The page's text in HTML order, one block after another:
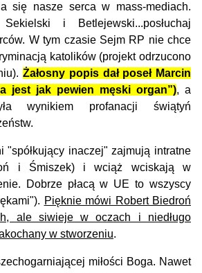
nasze serca w mass-mediach.
i Betlejewski...posłuchaj
W tym czasie Sejm RP nie chce
katolików (projekt odrzucono
Żałosny popis dał poseł Marcin
jest jak pewien męski organ”), a
wynikiem profanacji świątyń
inaczej" zajmują intratne
i Śmiszek) i wciąż wciskają w
Dobrze płacą w UE to wszyscy
Pięknie mówi Robert Biedroń
ale siwieje w oczach i niedługo
w stworzeniu.
miłości Boga. Nawet